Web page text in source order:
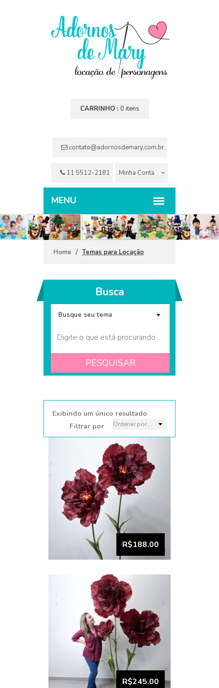
CARRINHO : 0 itens
contato@adornosdemary.com.br
11 5512-2181 Minha Conta
Home / Temas para Locação
Busca
PESQUISAR
Exibindo um único resultado
Filtrar por
vinho com luz (4)
R$188.00
VISUALIZAR
Trio de flor gigante vinho
rococó (3)
R$245.00
Flor gigante unitária vinho
rococó (2)